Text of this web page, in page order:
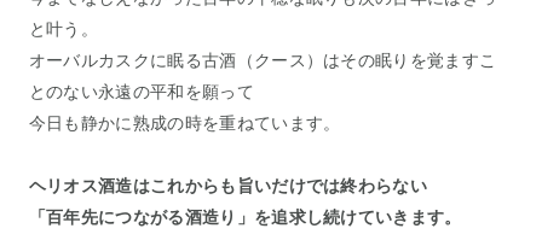
と叶う。
オーバルカスクに眠る古酒（クース）はその眠りを覚ますこ
とのない永遠の平和を願って
今日も静かに熟成の時を重ねています。
ヘリオス酒造はこれからも旨いだけでは終わらない
「百年先につながる酒造り」を追求し続けていきます。